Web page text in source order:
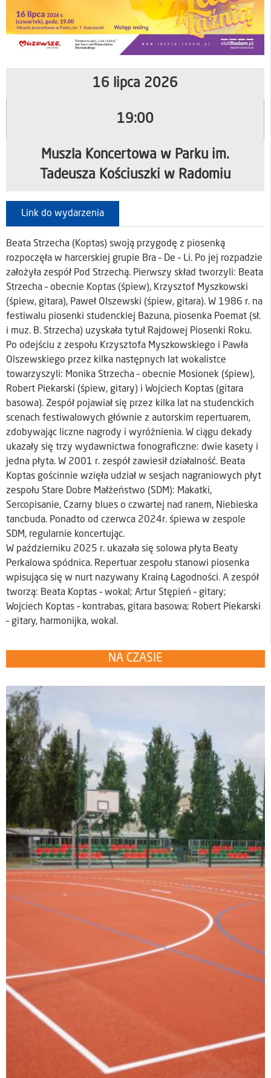
16 lipca 2026
19:00
Muszla Koncertowa w Parku im.
Tadeusza Kościuszki w Radomiu
Link do wydarzenia
Beata Strzecha (Koptas) swoją przygodę z piosenką
rozpoczęła w harcerskiej grupie Bra – De – Li. Po jej rozpadzie
założyła zespół Pod Strzechą. Pierwszy skład tworzyli: Beata
Strzecha – obecnie Koptas (śpiew), Krzysztof Myszkowski
(śpiew, gitara), Paweł Olszewski (śpiew, gitara). W 1986 r. na
festiwalu piosenki studenckiej Bazuna, piosenka Poemat (sł.
i muz. B. Strzecha) uzyskała tytuł Rajdowej Piosenki Roku.
Po odejściu z zespołu Krzysztofa Myszkowskiego i Pawła
Olszewskiego przez kilka następnych lat wokalistce
towarzyszyli: Monika Strzecha – obecnie Mosionek (śpiew),
Robert Piekarski (śpiew, gitary) i Wojciech Koptas (gitara
basowa). Zespół pojawiał się przez kilka lat na studenckich
scenach festiwalowych głównie z autorskim repertuarem,
zdobywając liczne nagrody i wyróżnienia. W ciągu dekady
ukazały się trzy wydawnictwa fonograficzne: dwie kasety i
jedna płyta. W 2001 r. zespół zawiesił działalność. Beata
Koptas gościnnie wzięła udział w sesjach nagraniowych płyt
zespołu Stare Dobre Małżeństwo (SDM): Makatki,
Sercopisanie, Czarny blues o czwartej nad ranem, Niebieska
tancbuda. Ponadto od czerwca 2024r. śpiewa w zespole
SDM, regularnie koncertując.
W październiku 2025 r. ukazała się solowa płyta Beaty
Perkalowa spódnica. Repertuar zespołu stanowi piosenka
wpisująca się w nurt nazywany Krainą Łagodności. A zespół
tworzą: Beata Koptas – wokal; Artur Stępień – gitary;
Wojciech Koptas – kontrabas, gitara basowa; Robert Piekarski
– gitary, harmonijka, wokal.
NA CZASIE